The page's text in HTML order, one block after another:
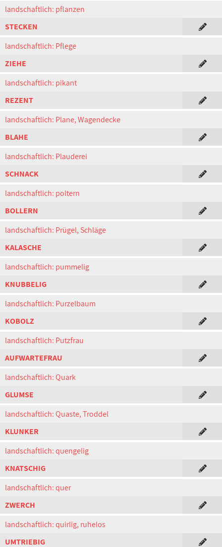
landschaftlich: pflanzen
STECKEN
landschaftlich: Pflege
ZIEHE
landschaftlich: pikant
REZENT
landschaftlich: Plane, Wagendecke
BLAHE
landschaftlich: Plauderei
SCHNACK
landschaftlich: poltern
BOLLERN
landschaftlich: Prügel, Schläge
KALASCHE
landschaftlich: pummelig
KNUBBELIG
landschaftlich: Purzelbaum
KOBOLZ
landschaftlich: Putzfrau
AUFWARTEFRAU
landschaftlich: Quark
GLUMSE
landschaftlich: Quaste, Troddel
KLUNKER
landschaftlich: quengelig
KNATSCHIG
landschaftlich: quer
ZWERCH
landschaftlich: quirlig, ruhelos
UMTRIEBIG